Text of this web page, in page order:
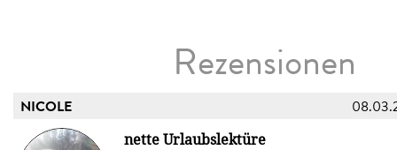
Rezensionen
NICOLE
nette Urlaubslektüre